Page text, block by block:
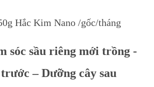
Hắc Kim Nano /gốc/tháng
sóc sầu riêng mới trồng -
– Dưỡng cây sau